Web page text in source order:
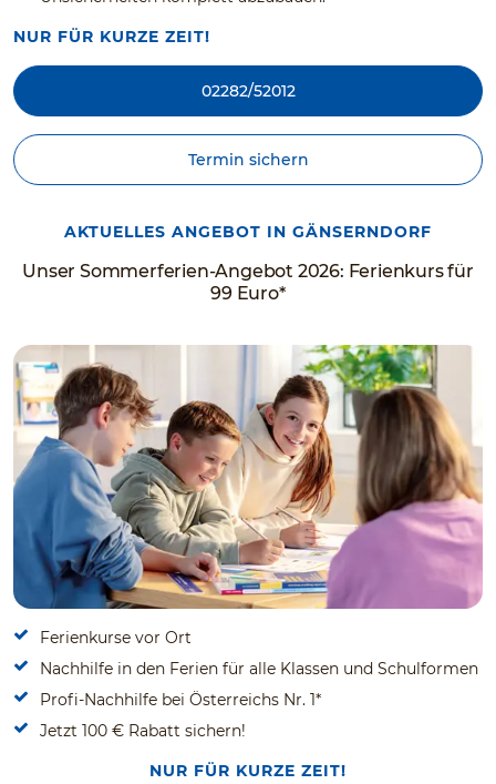
NUR FÜR KURZE ZEIT!
02282/52012
Termin sichern
AKTUELLES ANGEBOT IN GÄNSERNDORF
Unser Sommerferien-Angebot 2026: Ferienkurs für
99 Euro*
Ferienkurse vor Ort
Nachhilfe in den Ferien für alle Klassen und Schulformen
Profi-Nachhilfe bei Österreichs Nr. 1*
Jetzt 100 € Rabatt sichern!
NUR FÜR KURZE ZEIT!